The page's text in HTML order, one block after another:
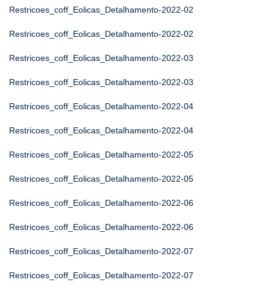
Restricoes_coff_Eolicas_Detalhamento-2022-02
Restricoes_coff_Eolicas_Detalhamento-2022-02
Restricoes_coff_Eolicas_Detalhamento-2022-03
Restricoes_coff_Eolicas_Detalhamento-2022-03
Restricoes_coff_Eolicas_Detalhamento-2022-04
Restricoes_coff_Eolicas_Detalhamento-2022-04
Restricoes_coff_Eolicas_Detalhamento-2022-05
Restricoes_coff_Eolicas_Detalhamento-2022-05
Restricoes_coff_Eolicas_Detalhamento-2022-06
Restricoes_coff_Eolicas_Detalhamento-2022-06
Restricoes_coff_Eolicas_Detalhamento-2022-07
Restricoes_coff_Eolicas_Detalhamento-2022-07